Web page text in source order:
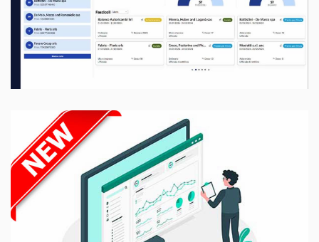
Nuovo Bilancio Cloud – È disponibile
la nuova versione del Bilancio Web
28 Marzo 2025
Portale di condivisione buste paga e
documenti